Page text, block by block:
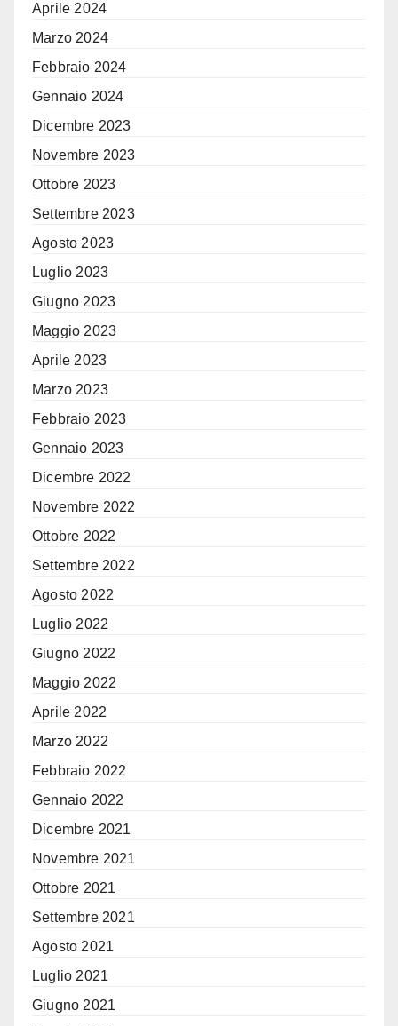
Aprile 2024
Marzo 2024
Febbraio 2024
Gennaio 2024
Dicembre 2023
Novembre 2023
Ottobre 2023
Settembre 2023
Agosto 2023
Luglio 2023
Giugno 2023
Maggio 2023
Aprile 2023
Marzo 2023
Febbraio 2023
Gennaio 2023
Dicembre 2022
Novembre 2022
Ottobre 2022
Settembre 2022
Agosto 2022
Luglio 2022
Giugno 2022
Maggio 2022
Aprile 2022
Marzo 2022
Febbraio 2022
Gennaio 2022
Dicembre 2021
Novembre 2021
Ottobre 2021
Settembre 2021
Agosto 2021
Luglio 2021
Giugno 2021